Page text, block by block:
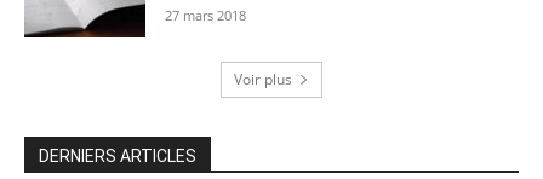
27 mars 2018
Voir plus
DERNIERS ARTICLES